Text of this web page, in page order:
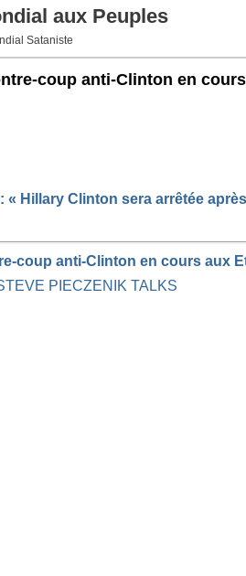
aux Peuples
Sataniste
coup anti-Clinton en
« Hillary Clinton sera arrêtée
coup anti-Clinton en cours aux
PIECZENIK TALKS